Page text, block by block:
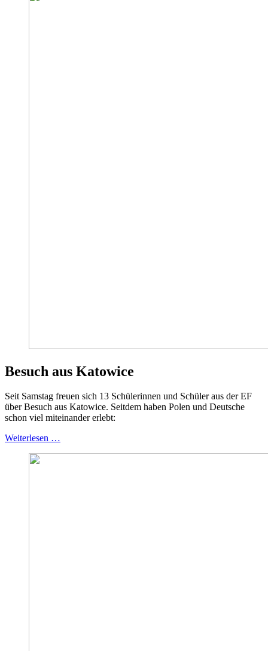
Besuch aus Katowice
Seit Samstag freuen sich 13 Schülerinnen und Schüler aus der EF
über Besuch aus Katowice. Seitdem haben Polen und Deutsche
schon viel miteinander erlebt:
Weiterlesen …